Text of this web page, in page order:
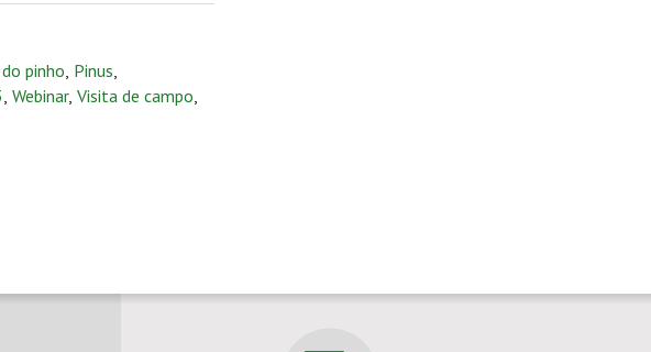
pinho, Pinus,
, Webinar, Visita de campo,